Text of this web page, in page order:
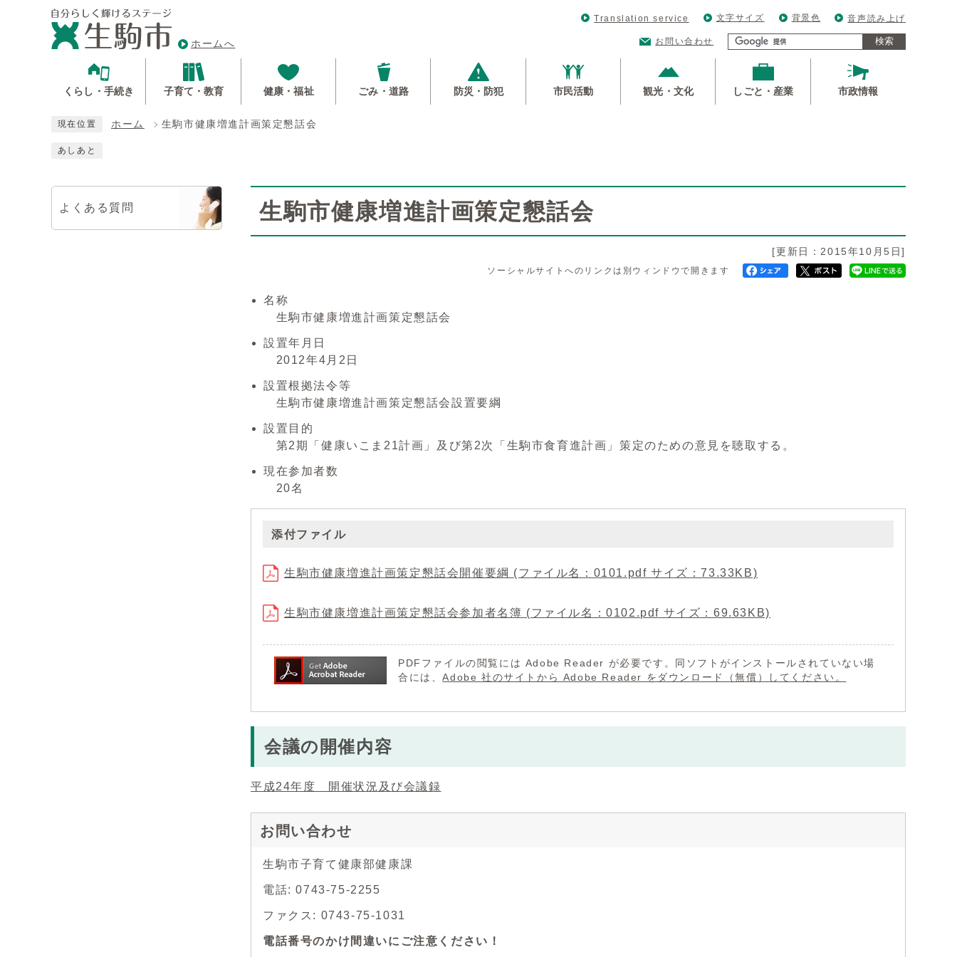
ホームへ
Translation service 文字サイズ 背景色 音声読み上げ
お問い合わせ 検索
くらし・手続き 子育て・教育 健康・福祉 ごみ・道路 防災・防犯 市民活動 観光・文化 しごと・産業 市政情報
現在位置 ホーム 生駒市健康増進計画策定懇話会
あしあと
生駒市健康増進計画策定懇話会
[更新日：2015年10月5日]
ソーシャルサイトへのリンクは別ウィンドウで開きます
名称
生駒市健康増進計画策定懇話会
設置年月日
2012年4月2日
設置根拠法令等
生駒市健康増進計画策定懇話会設置要綱
設置目的
第2期「健康いこま21計画」及び第2次「生駒市食育進計画」策定のための意見を聴取する。
現在参加者数
20名
添付ファイル
生駒市健康増進計画策定懇話会開催要綱 (ファイル名：0101.pdf サイズ：73.33KB)
生駒市健康増進計画策定懇話会参加者名簿 (ファイル名：0102.pdf サイズ：69.63KB)
PDFファイルの閲覧には Adobe Reader が必要です。同ソフトがインストールされていない場
合には、Adobe 社のサイトから Adobe Reader をダウンロード（無償）してください。
会議の開催内容
平成24年度 開催状況及び会議録
お問い合わせ
生駒市子育て健康部健康課
電話: 0743-75-2255
ファクス: 0743-75-1031
電話番号のかけ間違いにご注意ください！
よくある質問